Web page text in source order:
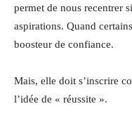
permet de nous recentrer
aspirations. Quand
boosteur de confiance.
Mais, elle doit s’inscrire
l’idée de « réussite ».